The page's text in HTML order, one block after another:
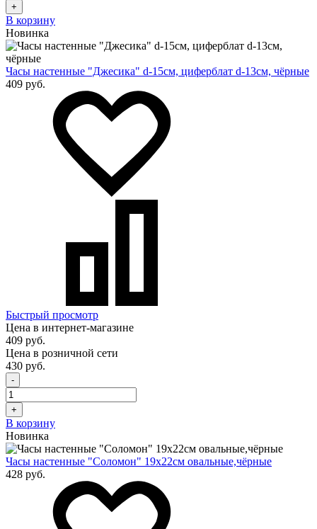
+
В корзину
Новинка
Часы настенные "Джесика" d-15см, циферблат d-13см, чёрные
409 руб.
Быстрый просмотр
Цена в интернет-магазине
409 руб.
Цена в розничной сети
430 руб.
-
+
В корзину
Новинка
Часы настенные "Соломон" 19х22см овальные,чёрные
428 руб.